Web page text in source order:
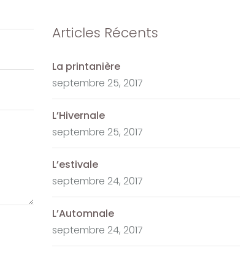
Articles Récents
La printanière
septembre 25, 2017
L’Hivernale
septembre 25, 2017
L’estivale
septembre 24, 2017
L’Automnale
septembre 24, 2017